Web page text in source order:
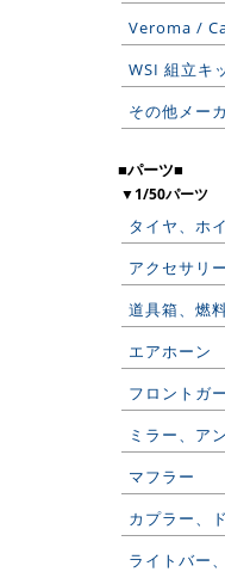
Veroma /
WSI 組立キ
その他メー
■パーツ■
▼1/50パーツ
タイヤ、ホ
アクセサリ
道具箱、燃
エアホーン
フロントガ
ミラー、ア
マフラー
カプラー、
ライトバー